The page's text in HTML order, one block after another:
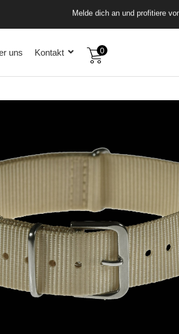
Melde dich an und profitiere
uns Kontakt 0